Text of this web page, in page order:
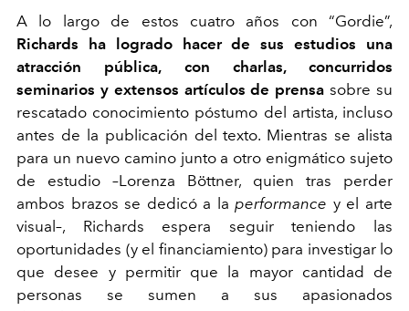
A lo largo de estos cuatro años con “Gordie”,
Richards ha logrado hacer de sus estudios una
atracción pública, con charlas, concurridos
seminarios y extensos artículos de prensasobre su
rescatado conocimiento póstumo del artista, incluso
antes de la publicación del texto. Mientras se alista
para un nuevo camino junto a otro enigmático sujeto
de estudio –Lorenza Böttner, quien tras perder
ambos brazos se dedicó a la performance y el arte
visual–, Richards espera seguir teniendo las
oportunidades (y el financiamiento) para investigar lo
que desee y permitir que la mayor cantidad de
personas se sumen a sus apasionados